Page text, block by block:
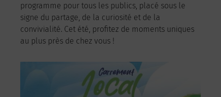
programme pour tous les publics, placé sous le
signe du partage, de la curiosité et de la
convivialité. Cet été, profitez de moments uniques
au plus près de chez vous !